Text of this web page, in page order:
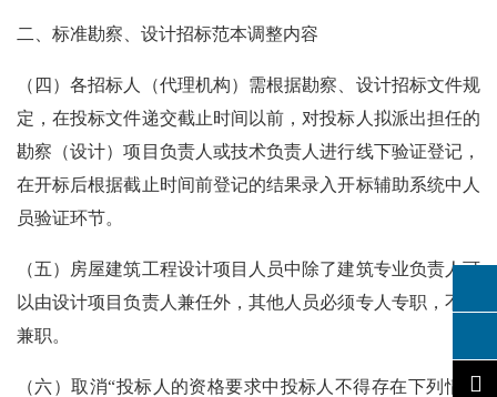
二、标准勘察、设计招标范本调整内容
（四）各招标人（代理机构）需根据勘察、设计招标文件规
定，在投标文件递交截止时间以前，对投标人拟派出担任的
勘察（设计）项目负责人或技术负责人进行线下验证登记，
在开标后根据截止时间前登记的结果录入开标辅助系统中人
员验证环节。
（五）房屋建筑工程设计项目人员中除了建筑专业负责人可
以由设计项目负责人兼任外，其他人员必须专人专职，不得
兼职。
（六）取消“投标人的资格要求中投标人不得存在下列情形